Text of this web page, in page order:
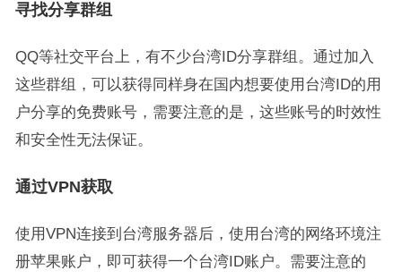
寻找分享群组
QQ等社交平台上，有不少台湾ID分享群组。通过加入
这些群组，可以获得同样身在国内想要使用台湾ID的用
户分享的免费账号，需要注意的是，这些账号的时效性
和安全性无法保证。
通过VPN获取
使用VPN连接到台湾服务器后，使用台湾的网络环境注
册苹果账户，即可获得一个台湾ID账户。需要注意的